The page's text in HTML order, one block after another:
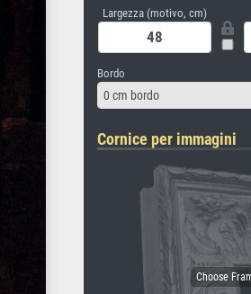
Largezza (motivo, cm)
Bordo
0 cm bordo
Cornice per immagini